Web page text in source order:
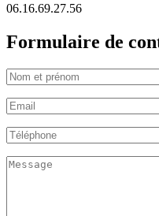
06.16.69.27.56
Formulaire de